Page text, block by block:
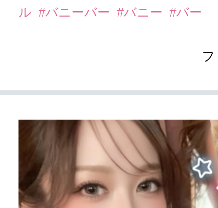
ル #バニーバー #バニー #バー